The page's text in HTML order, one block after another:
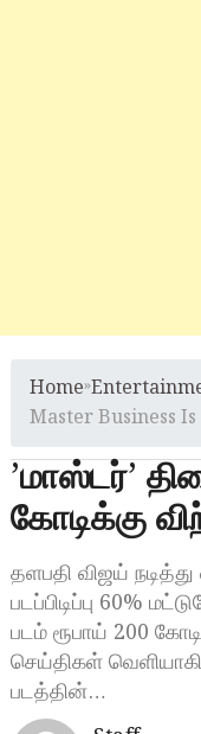
Home»
Master Business Is
’மாஸ்டர்’
கோடிக்கு
தளபதி விஜய்
படப்பிடிப்பு 60%
படம் ரூபாய் 200
செய்திகள்
படத்தின்…